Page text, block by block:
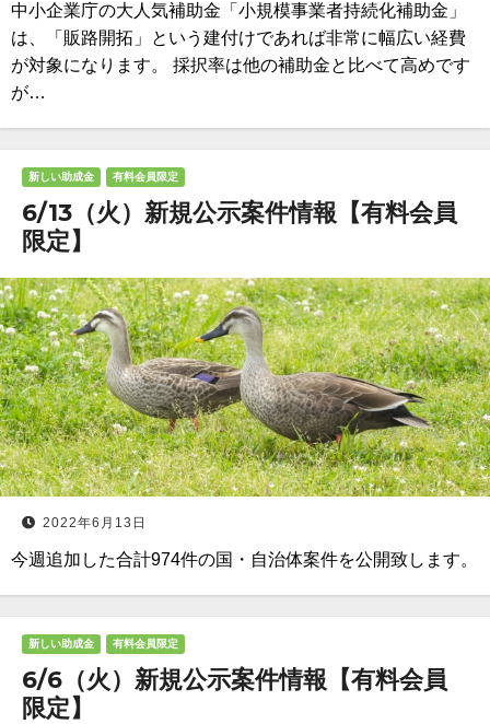
中小企業庁の大人気補助金「小規模事業者持続化補助金」
は、「販路開拓」という建付けであれば非常に幅広い経費
が対象になります。 採択率は他の補助金と比べて高めです
が…
新しい助成金 有料会員限定
6/13（火）新規公示案件情報【有料会員
限定】
2022年6月13日
今週追加した合計974件の国・自治体案件を公開致します。
新しい助成金 有料会員限定
6/6（火）新規公示案件情報【有料会員
限定】